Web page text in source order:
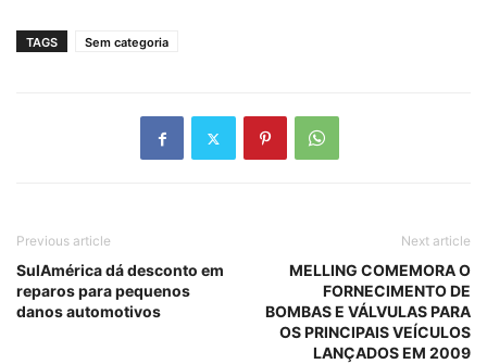
TAGS Sem categoria
Previous article
SulAmérica dá desconto em
reparos para pequenos
danos automotivos
Next article
MELLING COMEMORA O
FORNECIMENTO DE
BOMBAS E VÁLVULAS PARA
OS PRINCIPAIS VEÍCULOS
LANÇADOS EM 2009